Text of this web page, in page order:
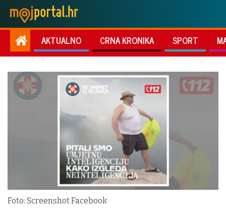
AKTUALNO CRNA KRONIKA SPORT
Foto: Screenshot Facebook